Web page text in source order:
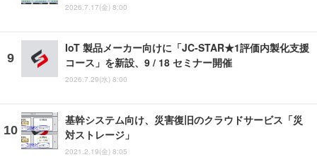
2026.7.17(金) 8:00
IoT 製品メーカー向けに「JC-STAR★1評価内製化支援
コース」を新設、9 / 18 セミナー開催
2026.7.29(水) 8:00
基幹システム向け、災害復旧のクラウドサービス「災
対ストレージ」
2021.2.19(金) 8:05